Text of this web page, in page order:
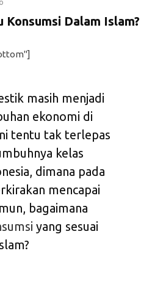
Konsumsi Dalam Islam?
masih menjadi
ekonomi di
tentu tak terlepas
kelas
dimana pada
mencapai
bagaimana
yang sesuai